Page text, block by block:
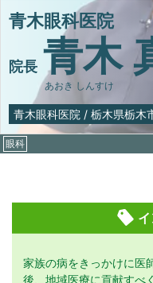
青木眼科医院
院長 青木
あおき しんすけ
青木眼科医院 / 栃木県栃木
眼科
家族の病をきっかけに医
後、地域医療に貢献すべ